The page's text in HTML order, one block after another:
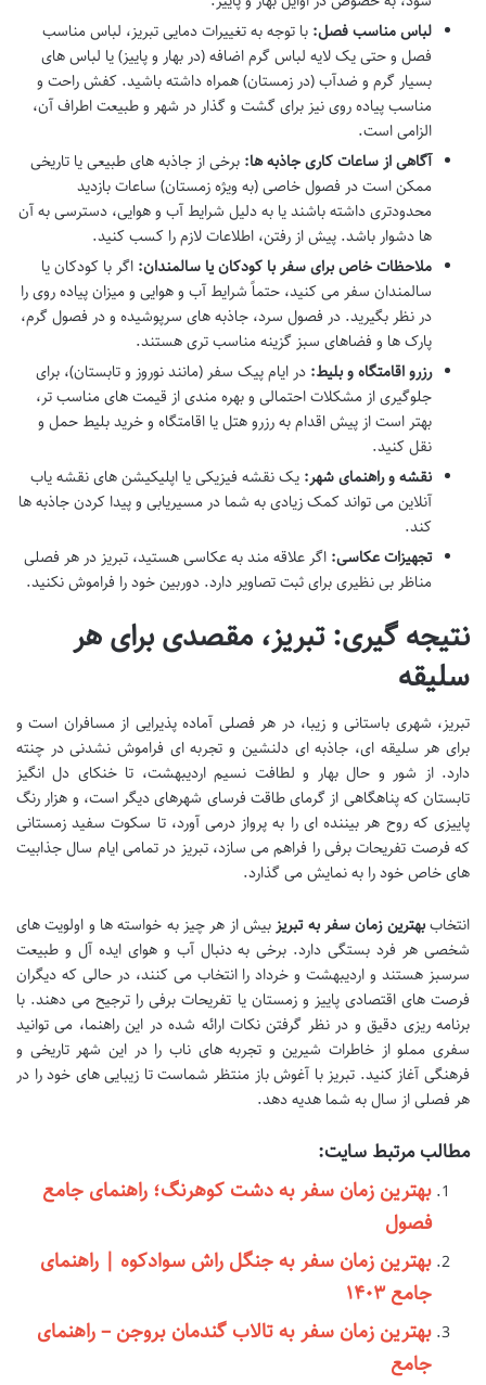
لباس مناسب فصل: با توجه به تغییرات دمایی تبریز، لباس مناسب
فصل و حتی یک لایه لباس گرم اضافه (در بهار و پاییز) یا لباس های
بسیار گرم و ضدآب (در زمستان) همراه داشته باشید. کفش راحت و
مناسب پیاده روی نیز برای گشت و گذار در شهر و طبیعت اطراف آن،
الزامی است.
آگاهی از ساعات کاری جاذبه ها: برخی از جاذبه های طبیعی یا تاریخی
ممکن است در فصول خاصی (به ویژه زمستان) ساعات بازدید
محدودتری داشته باشند یا به دلیل شرایط آب و هوایی، دسترسی به آن
ها دشوار باشد. پیش از رفتن، اطلاعات لازم را کسب کنید.
ملاحظات خاص برای سفر با کودکان یا سالمندان: اگر با کودکان یا
سالمندان سفر می کنید، حتماً شرایط آب و هوایی و میزان پیاده روی را
در نظر بگیرید. در فصول سرد، جاذبه های سرپوشیده و در فصول گرم،
پارک ها و فضاهای سبز گزینه مناسب تری هستند.
رزرو اقامتگاه و بلیط: در ایام پیک سفر (مانند نوروز و تابستان)، برای
جلوگیری از مشکلات احتمالی و بهره مندی از قیمت های مناسب تر،
بهتر است از پیش اقدام به رزرو هتل یا اقامتگاه و خرید بلیط حمل و
نقل کنید.
نقشه و راهنمای شهر: یک نقشه فیزیکی یا اپلیکیشن های نقشه یاب
آنلاین می تواند کمک زیادی به شما در مسیریابی و پیدا کردن جاذبه ها
کند.
تجهیزات عکاسی: اگر علاقه مند به عکاسی هستید، تبریز در هر فصلی
مناظر بی نظیری برای ثبت تصاویر دارد. دوربین خود را فراموش نکنید.
نتیجه گیری: تبریز، مقصدی برای هر
سلیقه
تبریز، شهری باستانی و زیبا، در هر فصلی آماده پذیرایی از مسافران است و
برای هر سلیقه ای، جاذبه ای دلنشین و تجربه ای فراموش نشدنی در چنته
دارد. از شور و حال بهار و لطافت نسیم اردیبهشت، تا خنکای دل انگیز
تابستان که پناهگاهی از گرمای طاقت فرسای شهرهای دیگر است، و هزار رنگ
پاییزی که روح هر بیننده ای را به پرواز درمی آورد، تا سکوت سفید زمستانی
که فرصت تفریحات برفی را فراهم می سازد، تبریز در تمامی ایام سال جذابیت
های خاص خود را به نمایش می گذارد.
انتخاببهترین زمان سفر به تبریز بیش از هر چیز به خواسته ها و اولویت های
شخصی هر فرد بستگی دارد. برخی به دنبال آب و هوای ایده آل و طبیعت
سرسبز هستند و اردیبهشت و خرداد را انتخاب می کنند، در حالی که دیگران
فرصت های اقتصادی پاییز و زمستان یا تفریحات برفی را ترجیح می دهند. با
برنامه ریزی دقیق و در نظر گرفتن نکات ارائه شده در این راهنما، می توانید
سفری مملو از خاطرات شیرین و تجربه های ناب را در این شهر تاریخی و
فرهنگی آغاز کنید. تبریز با آغوش باز منتظر شماست تا زیبایی های خود را در
هر فصلی از سال به شما هدیه دهد.
مطالب مرتبط سایت:
بهترین زمان سفر به دشت کوهرنگ؛ راهنمای جامع
فصول
بهترین زمان سفر به جنگل راش سوادکوه | راهنمای
جامع ۱۴۰۳
بهترین زمان سفر به تالاب گندمان بروجن – راهنمای
جامع